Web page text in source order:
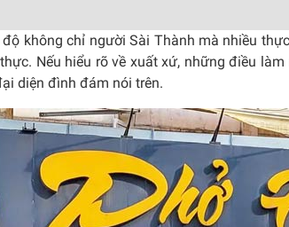
không chỉ người Sài Thành mà nhiều
Nếu hiểu rõ về xuất xứ, những điều
diện đình đám nói trên.